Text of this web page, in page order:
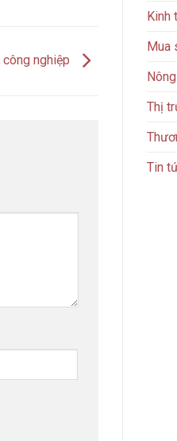
công nghiệp
Kinh
Mua
Thị
Tin